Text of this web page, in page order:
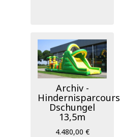
Archiv -
Hindernisparcours
Dschungel
13,5m
4.480,00 €